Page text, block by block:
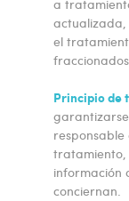
a
actualizada,
el
Principio de
tratamiento,
información
conciernan.